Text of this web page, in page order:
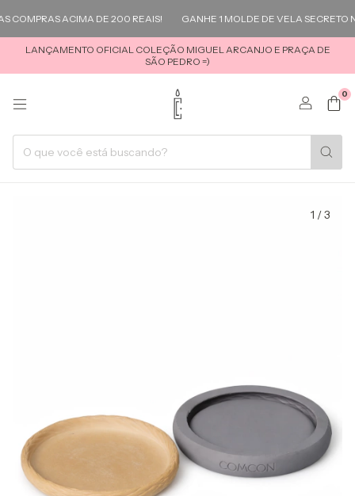
ACIMA DE 200 REAIS! GANHE 1 MOLDE DE VELA SECRETO
LANÇAMENTO OFICIAL COLEÇÃO MIGUEL ARCANJO E PRAÇA DE
SÃO PEDRO =)
0
1 /3